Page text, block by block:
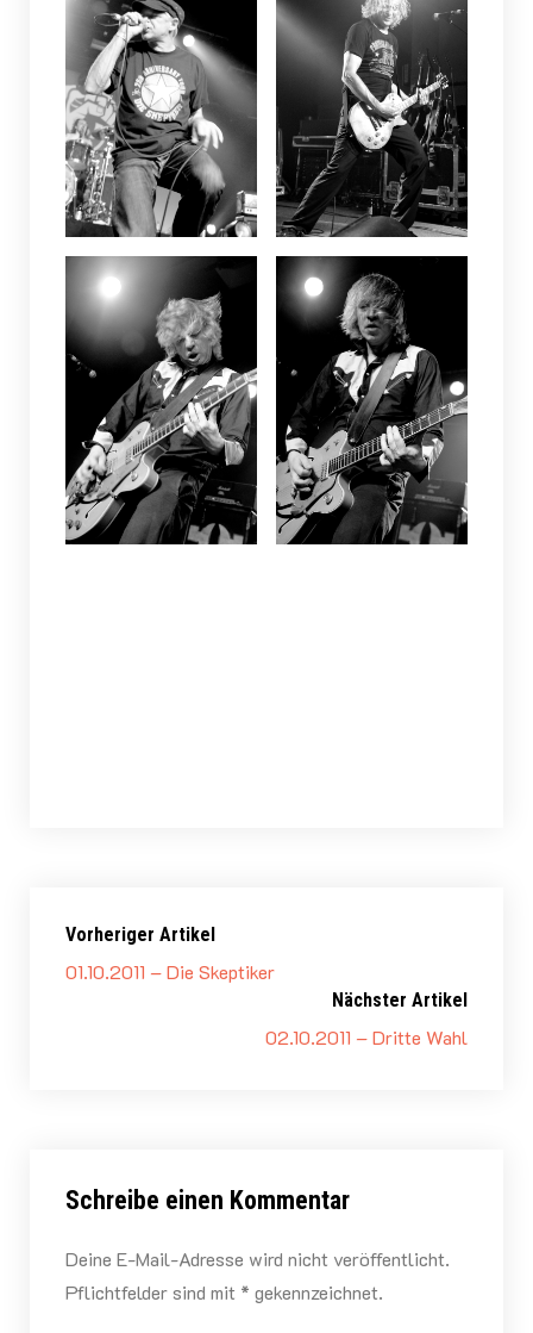
Vorheriger Artikel
01.10.2011 – Die Skeptiker
Nächster Artikel
02.10.2011 – Dritte Wahl
Schreibe einen Kommentar
Deine E-Mail-Adresse wird nicht veröffentlicht.
Pflichtfelder sind mit * gekennzeichnet.